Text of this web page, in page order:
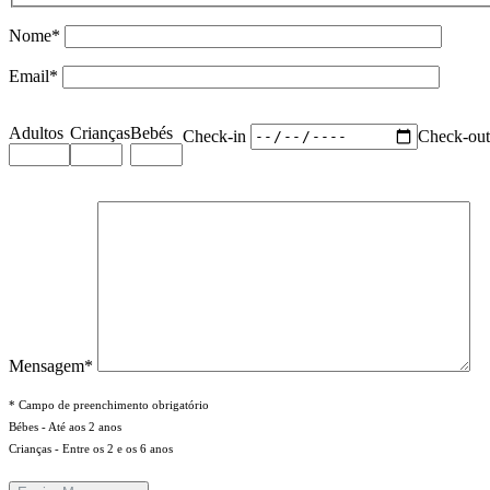
Nome*
Email*
Adultos CriançasBebés Check-in Check-
Mensagem*
* Campo de preenchimento obrigatório
Bébes - Até aos 2 anos
Crianças - Entre os 2 e os 6 anos